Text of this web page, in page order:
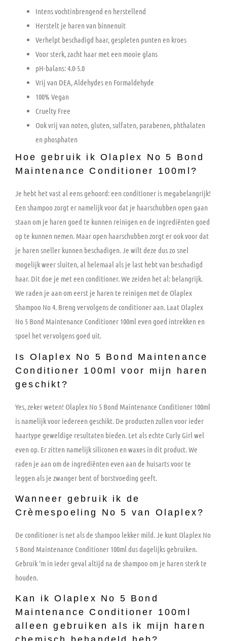
Intens vochtinbrengend en herstellend
Herstelt je haren van binnenuit
Verhelpt beschadigd haar, gespleten punten en kroes
Voor sterk, zacht haar met een mooie glans
pH-balans: 4.0-5.0
Vrij van DEA, Aldehydes en Formaldehyde
100% Vegan
Cruelty Free
Ook vrij van noten, gluten, sulfaten, parabenen, phthalaten
en phosphaten
Hoe gebruik ik Olaplex No 5 Bond
Maintenance Conditioner 100ml?
Je hebt het vast al eens gehoord: een conditioner is megabelangrijk!
Een shampoo zorgt er namelijk voor dat je haarschubben open gaan
staan om je haren goed te kunnen reinigen en de ingrediënten goed
op te kunnen nemen. Maar open haarschubben zorgt er ook voor dat
je haren sneller kunnen beschadigen. Je wilt deze dus zo snel
mogelijk weer sluiten, al helemaal als je last hebt van beschadigd
haar. Dit doe je met een conditioner. We zeiden het al: belangrijk.
We raden je aan om eerst je haren te reinigen met de Olaplex
Shampoo No 4. Breng vervolgens de conditioner aan. Laat Olaplex
No 5 Bond Maintenance Conditioner 100ml even goed intrekken en
spoel het vervolgens goed uit.
Is Olaplex No 5 Bond Maintenance
Conditioner 100ml voor mijn haren
geschikt?
Yes, zeker weten! Olaplex No 5 Bond Maintenance Conditioner 100ml
is namelijk voor iedereen geschikt. De producten zullen voor ieder
haartype geweldige resultaten bieden. Let als echte Curly Girl wel
even op. Er zitten namelijk siliconen en waxes in dit product. We
raden je aan om de ingrediënten even aan de huisarts voor te
leggen als je zwanger bent of borstvoeding geeft.
Wanneer gebruik ik de
Crèmespoeling No 5 van Olaplex?
De conditioner is net als de shampoo lekker mild. Je kunt Olaplex No
5 Bond Maintenance Conditioner 100ml dus dagelijks gebruiken.
Gebruik ‘m in ieder geval altijd na de shampoo om je haren sterk te
houden.
Kan ik Olaplex No 5 Bond
Maintenance Conditioner 100ml
alleen gebruiken als ik mijn haren